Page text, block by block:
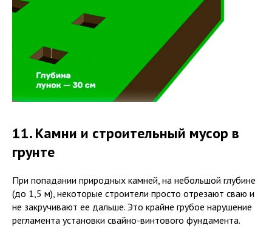
11. Камни и строительный мусор в
грунте
При попадании природных камней, на небольшой глубине
(до 1,5 м), некоторые строители просто отрезают сваю и
не закручивают ее дальше. Это крайне грубое нарушение
регламента установки свайно-винтового фундамента.